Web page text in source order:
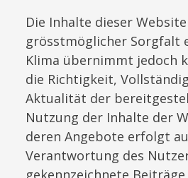
Die Inhalte dieser
grösstmöglicher Sorgfalt
Klima übernimmt jedoch
die Richtigkeit,
Aktualität der
Nutzung der Inhalte der
deren Angebote erfolgt
Verantwortung des
gekennzeichnete